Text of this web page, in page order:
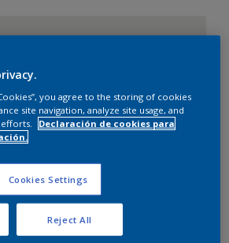
10 L
Calculadora de pintura
Calcular
you agree to the storing of cookies
site navigation, analyze site usage, and
Declaración de cookies para
Cookies Settings
Reject All